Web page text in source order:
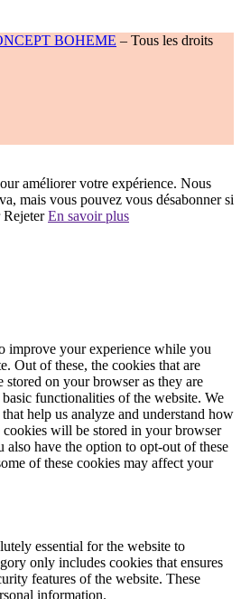
BOHEME – Tous les droits
améliorer votre expérience. Nous
mais vous pouvez vous désabonner si
Rejeter En savoir plus
improve your experience while you
Out of these, the cookies that are
stored on your browser as they are
functionalities of the website. We
help us analyze and understand how
cookies will be stored in your browser
have the option to opt-out of these
of these cookies may affect your
essential for the website to
only includes cookies that ensures
features of the website. These
information.